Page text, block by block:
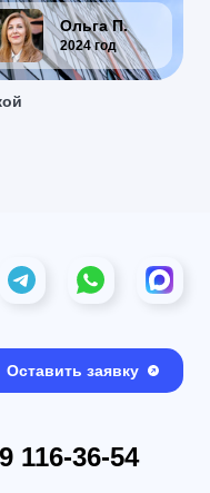
Ольга П.
2024 год
116-36-54
Оставить заявку